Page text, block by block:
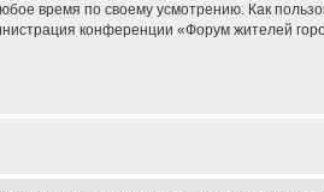
время по своему усмотрению. Как
конференции «Форум жителей